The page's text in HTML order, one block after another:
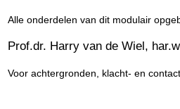
Alle onderdelen van dit modulair
Prof.dr. Harry van de Wiel,
Voor achtergronden, klacht- en